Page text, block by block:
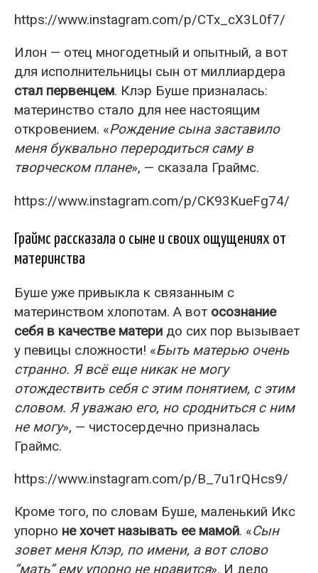
https://www.instagram.com/p/CTx_cX3L0f7/
Илон — отец многодетный и опытный, а вот
для исполнительницы сын от миллиардера
стал первенцем. Клэр Буше призналась:
материнство стало для нее настоящим
откровением. «Рождение сына заставило
меня буквально переродиться саму в
творческом плане», — сказала Граймс.
https://www.instagram.com/p/CK93KueFg74/
Граймс рассказала о сыне и своих ощущениях от
материнства
Буше уже привыкла к связанным с
материнством хлопотам. А вот осознание
себя в качестве матери до сих пор вызывает
у певицы сложности! «Быть матерью очень
странно. Я всё еще никак не могу
отождествить себя с этим понятием, с этим
словом. Я уважаю его, но сродниться с ним
не могу», — чистосердечно призналась
Граймс.
https://www.instagram.com/p/B_7u1rQHcs9/
Кроме того, по словам Буше, маленький Икс
упорно не хочет называть ее мамой. «Сын
зовет меня Клэр, по имени, а вот слово
“мать” ему упорно не нравится». И дело